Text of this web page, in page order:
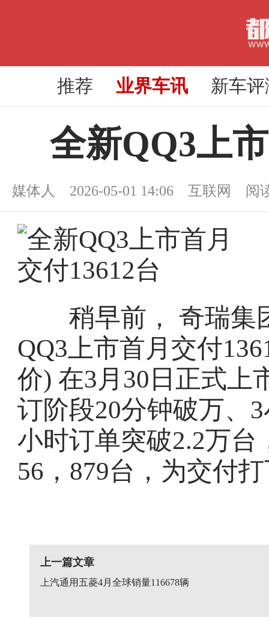
推荐 业界车讯 新车评
全新QQ3上
媒体人 2026-05-01 14:06 互联网 阅
稍早前， 奇瑞集
QQ3上市首月交付
价) 在3月30日正式
订阶段20分钟破万、
小时订单突破2.2万
56，879台，为交付
上一篇文章
上汽通用五菱4月全球销量116678辆